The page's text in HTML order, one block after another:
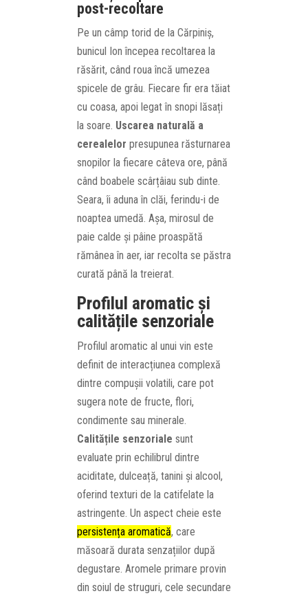
post-recoltare
Pe un câmp torid de la Cărpiniș,
bunicul Ion începea recoltarea la
răsărit, când roua încă umezea
spicele de grâu. Fiecare fir era tăiat
cu coasa, apoi legat în snopi lăsați
la soare. Uscarea naturală a
cerealelor presupunea răsturnarea
snopilor la fiecare câteva ore, până
când boabele scârțâiau sub dinte.
Seara, îi aduna în clăi, ferindu-i de
noaptea umedă. Așa, mirosul de
paie calde și pâine proaspătă
rămânea în aer, iar recolta se păstra
curată până la treierat.
Profilul aromatic și
calitățile senzoriale
Profilul aromatic al unui vin este
definit de interacțiunea complexă
dintre compușii volatili, care pot
sugera note de fructe, flori,
condimente sau minerale.
Calitățile senzoriale sunt
evaluate prin echilibrul dintre
aciditate, dulceață, tanini și alcool,
oferind texturi de la catifelate la
astringente. Un aspect cheie este
persistența aromatică, care
măsoară durata senzațiilor după
degustare. Aromele primare provin
din soiul de struguri, cele secundare